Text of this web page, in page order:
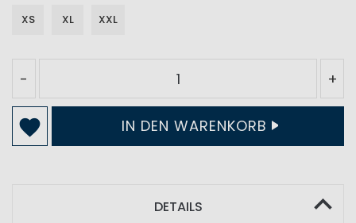
XS XL XXL
- +
IN DEN WARENKORB
DETAILS